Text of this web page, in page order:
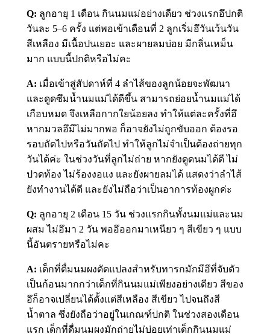
Q: ลูกอายุ 1 เดือน กินนมแม่อย่างเดียว ช่วงแรกอึปกติ
วันละ 5–6 ครั้ง แต่พอเข้าเดือนที่ 2 ลูกเริ่มอึวันเว้นวัน
สีเหลือง มีเนื้อปนเยอะ และผายลมบ่อย มีกลิ่นเหม็น
มาก แบบนี้ปกติหรือไม่คะ
A: เมื่อเข้าสู่สัปดาห์ที่ 4 ลำไส้ของลูกน้อยจะพัฒนา
และดูดซึมน้ำนมแม่ได้ดีขึ้น สามารถย่อยน้ำนมแม่ได้
เกือบหมด จึงเหลือกากใยน้อยลง ทำให้แต่ละครั้งที่อึ
หากมวลอึมีไม่มากพอ ก็อาจยังไม่ถูกขับออก ต้องรอ
รอบถัดไปหรือวันถัดไป ทำให้ลูกไม่จำเป็นต้องถ่ายทุก
วันได้ค่ะ ในช่วงวันที่ลูกไม่ถ่าย หากยังดูดนมได้ดี ไม่
ปวดท้อง ไม่ร้องงอแง และยังผายลมได้ แสดงว่าลำไส้
ยังทำงานได้ดี และยังไม่ถือว่าเป็นอาการท้องผูกค่ะ
Q: ลูกอายุ 2 เดือน 15 วัน ช่วงแรกกินทั้งนมแม่และนม
ผสม ไม่อึมา 2 วัน พออึออกมาเหนียว ๆ สีเขียว ๆ แบบ
นี้อันตรายหรือไม่คะ
A: เด็กที่ดื่มนมผงดัดแปลงสำหรับทารกมักมีอึที่จับตัว
เป็นก้อนมากกว่าเด็กที่กินนมแม่เพียงอย่างเดียว สีของ
อึก็อาจเปลี่ยนได้ตั้งแต่สีเหลือง สีเขียว ไปจนถึงสี
น้ำตาล ซึ่งยังถือว่าอยู่ในเกณฑ์ปกติ ในช่วงสองเดือน
แรก เด็กที่ดื่มนมผงมักถ่ายไม่บ่อยเท่าเด็กกินนมแม่